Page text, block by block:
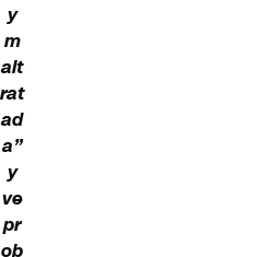
y
m
alt
rat
ad
a”
y
ve
pr
ob